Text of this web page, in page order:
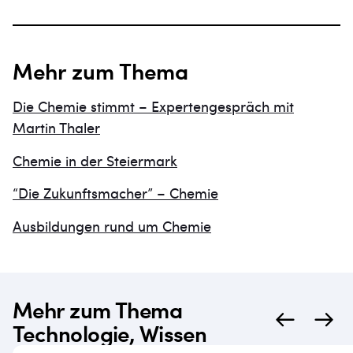
Mehr zum Thema
Die Chemie stimmt – Expertengespräch mit
Martin Thaler
Chemie in der Steiermark
“Die Zukunftsmacher” – Chemie
Ausbildungen rund um Chemie
Mehr zum Thema
Technologie, Wissen